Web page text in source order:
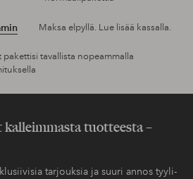
Maksa elpyllä. Lue lisää kassalla.
pakettisi tavallista nopeammalla
kalleimmasta tuotteesta –
tarjouksia ja suuri annos tyyli-